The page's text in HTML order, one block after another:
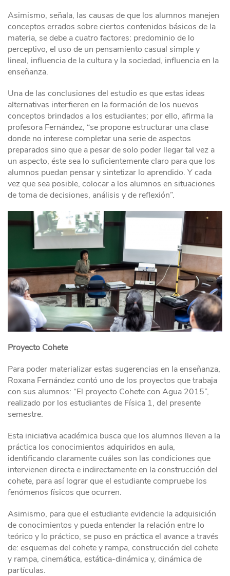
Asimismo, señala, las causas de que los alumnos manejen
conceptos errados sobre ciertos contenidos básicos de la
materia, se debe a cuatro factores: predominio de lo
perceptivo, el uso de un pensamiento casual simple y
lineal, influencia de la cultura y la sociedad, influencia en la
enseñanza.
Una de las conclusiones del estudio es que estas ideas
alternativas interfieren en la formación de los nuevos
conceptos brindados a los estudiantes; por ello, afirma la
profesora Fernández, “se propone estructurar una clase
donde no interese completar una serie de aspectos
preparados sino que a pesar de solo poder llegar tal vez a
un aspecto, éste sea lo suficientemente claro para que los
alumnos puedan pensar y sintetizar lo aprendido. Y cada
vez que sea posible, colocar a los alumnos en situaciones
de toma de decisiones, análisis y de reflexión”.
Proyecto Cohete
Para poder materializar estas sugerencias en la enseñanza,
Roxana Fernández contó uno de los proyectos que trabaja
con sus alumnos: “El proyecto Cohete con Agua 2015”,
realizado por los estudiantes de Física 1, del presente
semestre.
Esta iniciativa académica busca que los alumnos lleven a la
práctica los conocimientos adquiridos en aula,
identificando claramente cuáles son las condiciones que
intervienen directa e indirectamente en la construcción del
cohete, para así lograr que el estudiante compruebe los
fenómenos físicos que ocurren.
Asimismo, para que el estudiante evidencie la adquisición
de conocimientos y pueda entender la relación entre lo
teórico y lo práctico, se puso en práctica el avance a través
de: esquemas del cohete y rampa, construcción del cohete
y rampa, cinemática, estática-dinámica y, dinámica de
partículas.